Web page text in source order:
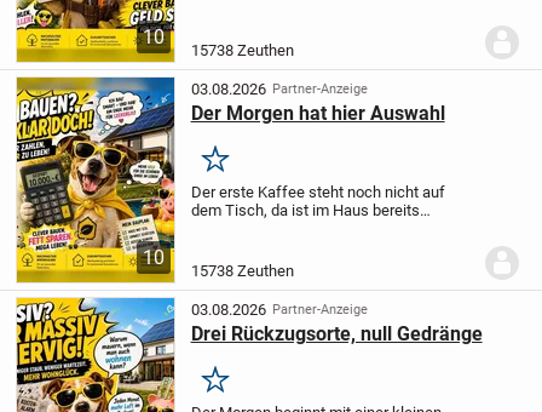
10
Etagen und 242 m² Wohnfläche verbindet
15738 Zeuthen
10
03.08.2026 Partner-Anzeige
Der Morgen hat hier Auswahl
Merken
Der erste Kaffee steht noch nicht auf
dem Tisch, da ist im Haus bereits
entsteht vielleicht schon der Plan fürs
15738 Zeuthen
03.08.2026 Partner-Anzeige
Drei Rückzugsorte, null Gedränge
Merken